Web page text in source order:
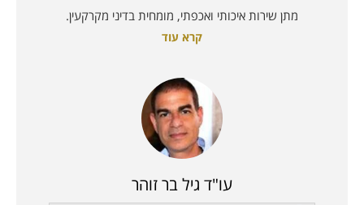
מתן שירות איכותי ואכפתי, מומחית בדיני מקרקעין.
קרא עוד
עו"ד גיל בר זוהר